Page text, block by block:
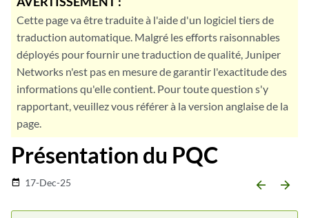
Cette page va être traduite à l'aide d'un logiciel tiers de
traduction automatique. Malgré les efforts raisonnables
déployés pour fournir une traduction de qualité, Juniper
Networks n'est pas en mesure de garantir l'exactitude des
informations qu'elle contient. Pour toute question s'y
rapportant, veuillez vous référer à la version anglaise de la
page.
Présentation du PQC
date_range 17-Dec-25 arrow_backward arrow_forward